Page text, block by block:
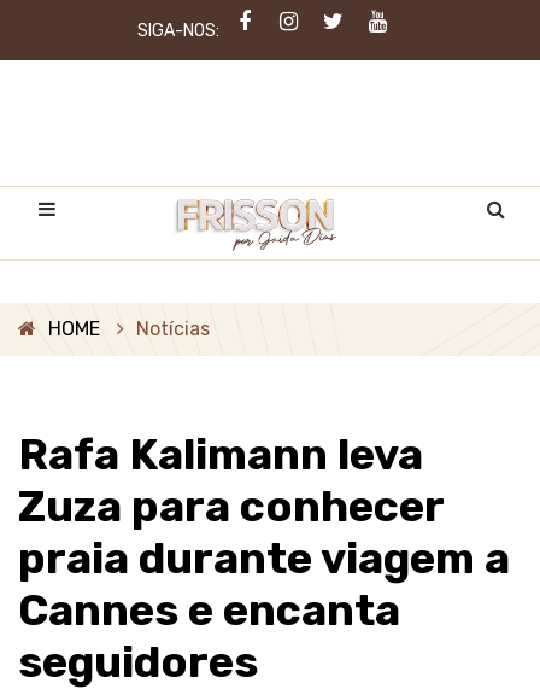
SIGA-NOS:
HOME Notícias
Rafa Kalimann leva
Zuza para conhecer
praia durante viagem a
Cannes e encanta
seguidores